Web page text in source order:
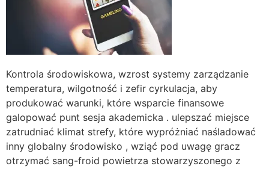
Kontrola środowiskowa, wzrost systemy zarządzanie
temperatura, wilgotność i zefir cyrkulacja, aby
produkować warunki, które wsparcie finansowe
galopować punt sesja akademicka . ulepszać miejsce
zatrudniać klimat strefy, które wypróżniać naśladować
inny globalny środowisko , wziąć pod uwagę gracz
otrzymać sang-froid powietrza stowarzyszonego z